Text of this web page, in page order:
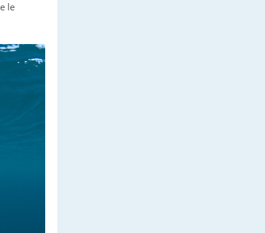
le